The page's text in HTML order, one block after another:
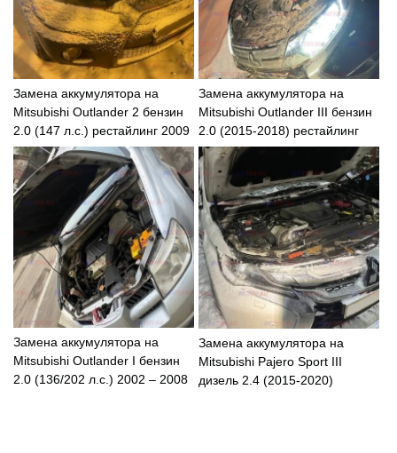
Замена аккумулятора на
Mitsubishi Outlander 2 бензин
2.0 (147 л.с.) рестайлинг 2009
– 2013
Замена аккумулятора на
Mitsubishi Outlander III бензин
2.0 (2015-2018) рестайлинг
Замена аккумулятора на
Mitsubishi Outlander I бензин
2.0 (136/202 л.с.) 2002 – 2008
Замена аккумулятора на
Mitsubishi Pajero Sport III
дизель 2.4 (2015-2020)